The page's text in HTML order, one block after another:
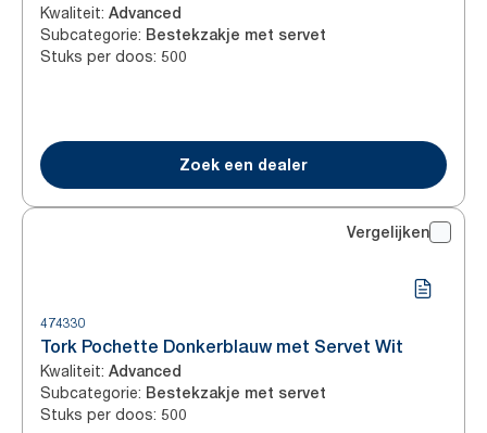
Kwaliteit: Advanced
Subcategorie: Bestekzakje met servet
Stuks per doos: 500
Zoek een dealer
Vergelijken
474330
Tork Pochette Donkerblauw met Servet Wit
Kwaliteit: Advanced
Subcategorie: Bestekzakje met servet
Stuks per doos: 500